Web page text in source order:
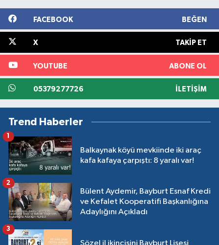
FACEBOOK BEĞEN
X TAKIP ET
YOUTUBE ABONE OL
05379277726 İLETIŞIM
Trend Haberler
Balkaynak köyü mevkiinde iki araç
kafa kafaya çarpıştı: 8 yaralı var!
1
Bülent Aydemir, Bayburt Esnaf Kredi
ve Kefalet Kooperatifi Başkanlığına
Adaylığını Açıkladı
2
Sözel il ikincisini Bayburt Lisesi
3